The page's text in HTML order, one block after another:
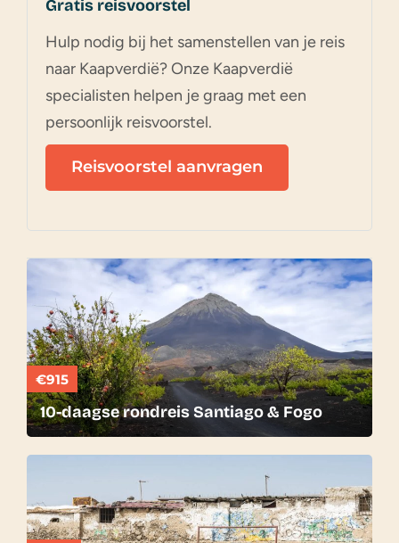
Gratis reisvoorstel
Hulp nodig bij het samenstellen van je reis
naar Kaapverdië? Onze Kaapverdië
specialisten helpen je graag met een
persoonlijk reisvoorstel.
Reisvoorstel aanvragen
€915
10-daagse rondreis Santiago & Fogo